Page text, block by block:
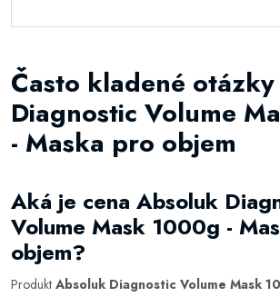
Často kladené
Diagnostic Volume
- Maska pro objem
Aká je cena Absoluk
Volume Mask 1000g -
objem?
Produkt Absoluk Diagnostic Volume Mask